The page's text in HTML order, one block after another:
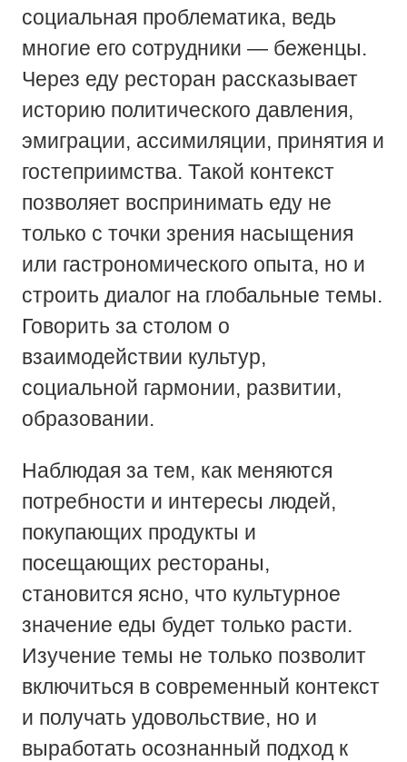
социальная проблематика, ведь
многие его сотрудники — беженцы.
Через еду ресторан рассказывает
историю политического давления,
эмиграции, ассимиляции, принятия и
гостеприимства. Такой контекст
позволяет воспринимать еду не
только с точки зрения насыщения
или гастрономического опыта, но и
строить диалог на глобальные темы.
Говорить за столом о
взаимодействии культур,
социальной гармонии, развитии,
образовании.
Наблюдая за тем, как меняются
потребности и интересы людей,
покупающих продукты и
посещающих рестораны,
становится ясно, что культурное
значение еды будет только расти.
Изучение темы не только позволит
включиться в современный контекст
и получать удовольствие, но и
выработать осознанный подход к